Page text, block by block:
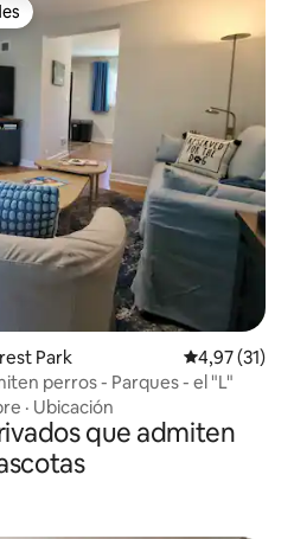
más destacados
Park Calificación
4,97 (31)
perros - Parques - el "L"
· Ubicación
que admiten